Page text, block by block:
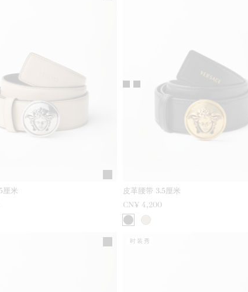
厘米
皮革腰带 3.5厘米
CN¥ 4,200
时装秀